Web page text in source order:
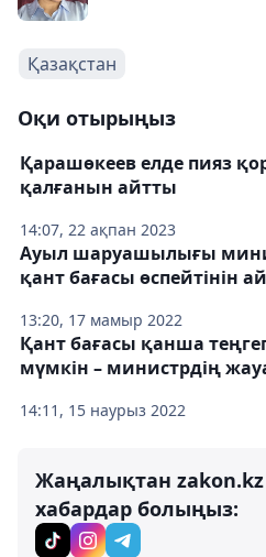
Қазақстан
Оқи отырыңыз
14:07, 22 ақпан 2023
Қарашөкеев елде пияз
қалғанын айтты
13:20, 17 мамыр 2022
Ауыл шаруашылығы
қант бағасы өспейтінін
14:11, 15 наурыз 2022
Қант бағасы қанша
мүмкін – министрдің
Жаңалықтан
хабардар болыңыз: